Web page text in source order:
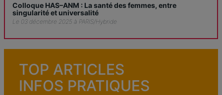
Colloque HAS–ANM : La santé des femmes, entre
singularité et universalité
Le 03 décembre 2025 à PARIS/Hybride
TOP ARTICLES
INFOS PRATIQUES